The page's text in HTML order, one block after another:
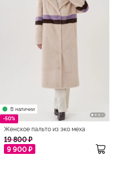
В наличии
-50%
Женское пальто из эко меха
19 800 ₽
9 900 ₽